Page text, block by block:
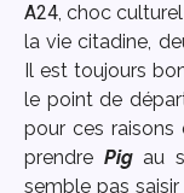
A24, choc
la vie citadine,
Il est toujours
le point de
pour ces raisons
prendre Pig au
semble pas saisir